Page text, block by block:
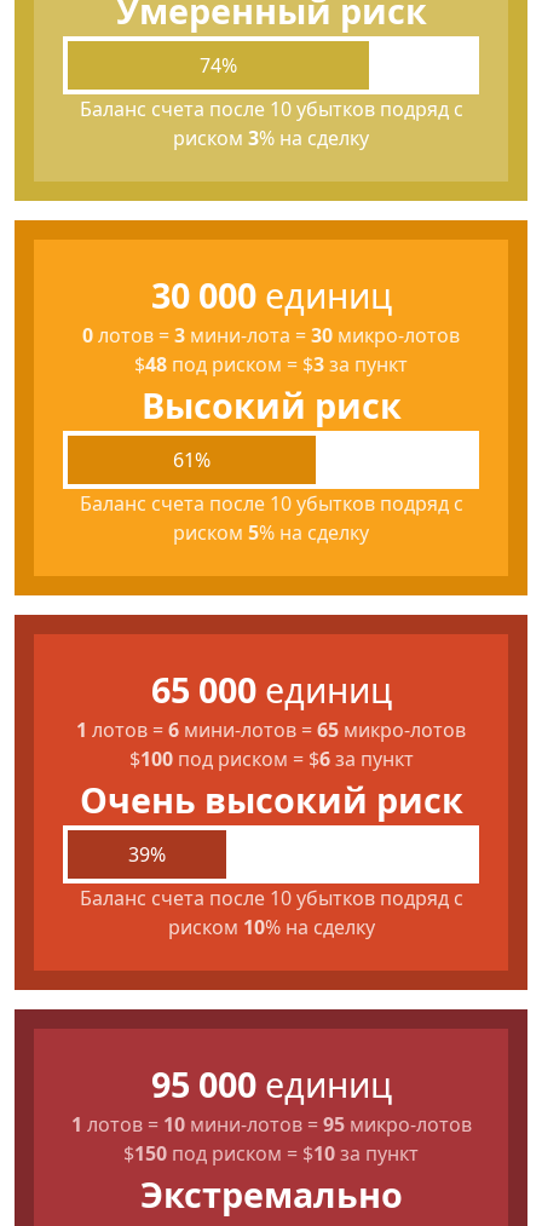
Умеренный риск
74%
Баланс счета после 10 убытков подряд с
риском 3% на сделку
30 000единиц
0лотов =3 мини-лота =30 микро-лотов
$48 под риском = $3за пункт
Высокий риск
61%
Баланс счета после 10 убытков подряд с
риском 5% на сделку
65 000единиц
1 лотов =6 мини-лотов =65 микро-лотов
$100под риском = $6за пункт
Очень высокий риск
39%
Баланс счета после 10 убытков подряд с
риском 10% на сделку
95 000единиц
1 лотов = 10мини-лотов =95микро-лотов
$150 под риском = $10за пункт
Экстремально